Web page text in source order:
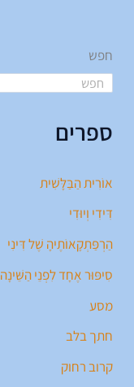
חפש
ספרים
אוֹרִית הַבַּלָּשִׁית
דִּידִי וְיוּדִי
הַרְפַּתְקָאוֹתֶיהָ שֶׁל דִּינִי
סִיפּוּר אֶחָד לִפְנֵי הַשֵּׁינָה
מסע
חתך בלב
קרוב רחוק